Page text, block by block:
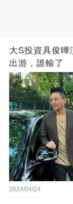
大S投資具俊
出游，誰輸了
2024/04/24